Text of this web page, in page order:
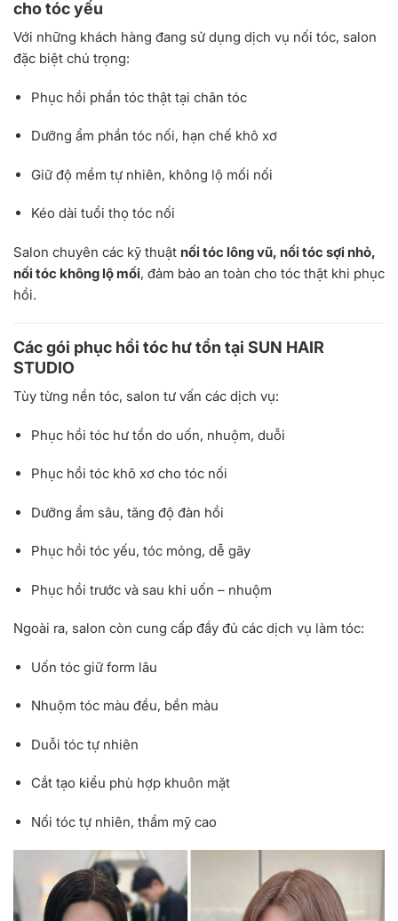
cho tóc yếu
Với những khách hàng đang sử dụng dịch vụ nối tóc, salon
đặc biệt chú trọng:
Phục hồi phần tóc thật tại chân tóc
Dưỡng ẩm phần tóc nối, hạn chế khô xơ
Giữ độ mềm tự nhiên, không lộ mối nối
Kéo dài tuổi thọ tóc nối
Salon chuyên các kỹ thuật nối tóc lông vũ, nối tóc sợi nhỏ,
nối tóc không lộ mối, đảm bảo an toàn cho tóc thật khi phục
hồi.
Các gói phục hồi tóc hư tổn tại SUN HAIR
STUDIO
Tùy từng nền tóc, salon tư vấn các dịch vụ:
Phục hồi tóc hư tổn do uốn, nhuộm, duỗi
Phục hồi tóc khô xơ cho tóc nối
Dưỡng ẩm sâu, tăng độ đàn hồi
Phục hồi tóc yếu, tóc mỏng, dễ gãy
Phục hồi trước và sau khi uốn – nhuộm
Ngoài ra, salon còn cung cấp đầy đủ các dịch vụ làm tóc:
Uốn tóc giữ form lâu
Nhuộm tóc màu đều, bền màu
Duỗi tóc tự nhiên
Cắt tạo kiểu phù hợp khuôn mặt
Nối tóc tự nhiên, thẩm mỹ cao